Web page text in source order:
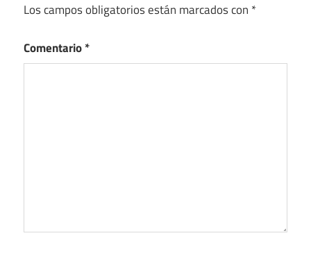
Los campos obligatorios están marcados con *
Comentario*